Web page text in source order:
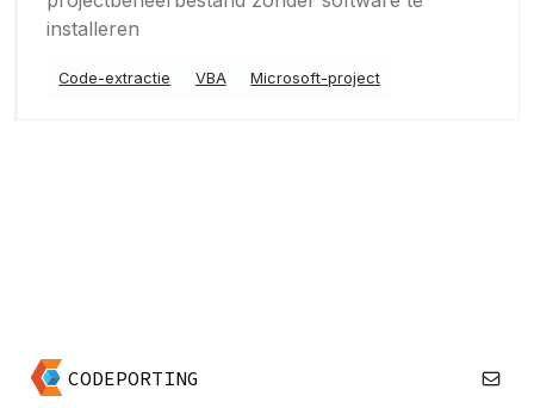
installeren
Code-extractie VBA Microsoft-project
CODEPORTING